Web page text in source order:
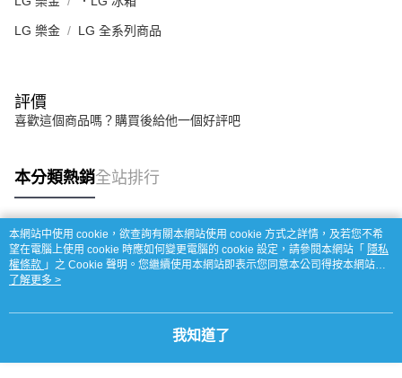
LG 樂金 LG 全系列商品
評價
喜歡這個商品嗎？購買後給他一個好評吧
本分類熱銷全站排行
熱門標籤
本網站中使用 cookie，欲查詢有關本網站使用 cookie 方式之詳情，及若您不希
望在電腦上使用 cookie 時應如何變更電腦的 cookie 設定，請參閱本網站「 隱私
權條款 」之 Cookie 聲明。您繼續使用本網站即表示您同意本公司得按本網站使
用條款之 Cookie 聲明使用 cookie。
了解更多 >
我知道了